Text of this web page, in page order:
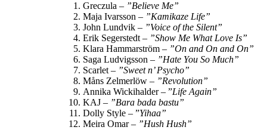
Greczula – ”Believe Me”
Maja Ivarsson – ”Kamikaze Life”
John Lundvik – ”Voice of the Silent”
Erik Segerstedt – ”Show Me What Love Is”
Klara Hammarström – ”On and On and On”
Saga Ludvigsson – ”Hate You So Much”
Scarlet – ”Sweet n’ Psycho”
Måns Zelmerlöw – ”Revolution”
Annika Wickihalder – ”Life Again”
KAJ – ”Bara bada bastu”
Dolly Style – ”Yihaa”
Meira Omar – ”Hush Hush”